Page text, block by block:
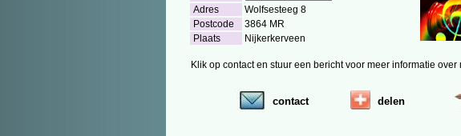
Adres
Wolfsesteeg 8
Postcode
3864 MR
Plaats
Nijkerkerveen
Klik op contact en stuur een bericht voor meer informatie
contact delen